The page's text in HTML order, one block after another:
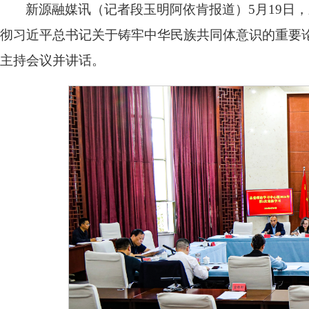
新源融媒讯（记者段玉明阿依肯报道）5月19日
彻习近平总书记关于铸牢中华民族共同体意识的重
主持会议并讲话。